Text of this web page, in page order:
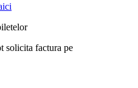
solicita factura pe